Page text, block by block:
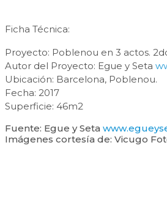
Ficha Técnica:
Proyecto: Poblenou en 3 actos.
Autor del Proyecto: Egue y Seta
Ubicación: Barcelona, Poblenou.
Fecha: 2017
Superficie: 46m2
Fuente: Egue y Seta
Imágenes cortesía de: Vicugo